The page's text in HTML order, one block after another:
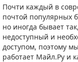
Почти каждый в
почтой популярных
но иногда бывает
недоступный и
доступом, поэтому
работает Майл.Ру и